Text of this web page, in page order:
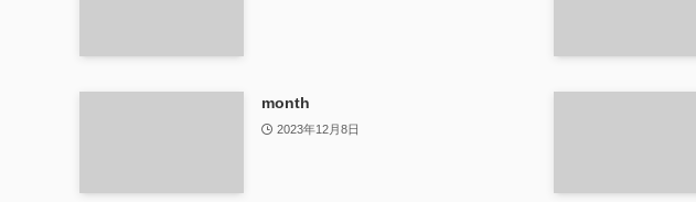
month
2023年12月8日